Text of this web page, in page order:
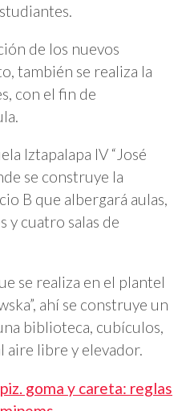
de los nuevos
también se realiza la
con el fin de
Iztapalapa IV “José
se construye la
B que albergará aulas,
y cuatro salas de
se realiza en el plantel
ahí se construye un
biblioteca, cubículos,
libre y elevador.
goma y careta: reglas